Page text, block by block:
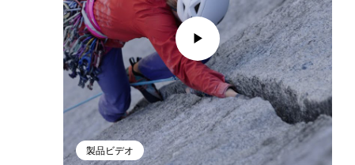
製品ビデオ